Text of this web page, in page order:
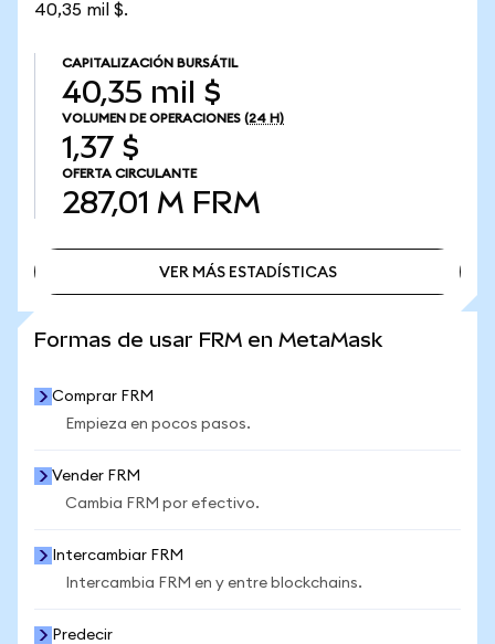
40,35 mil $.
CAPITALIZACIÓN BURSÁTIL
40,35 mil $
VOLUMEN DE OPERACIONES (24 H)
1,37 $
OFERTA CIRCULANTE
287,01 M FRM
VER MÁS ESTADÍSTICAS
Formas de usar FRM en MetaMask
Comprar FRM
Empieza en pocos pasos.
Vender FRM
Cambia FRM por efectivo.
Intercambiar FRM
Intercambia FRM en y entre blockchains.
Predecir